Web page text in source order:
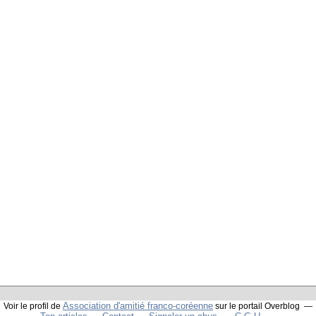
Voir le profil de Association d'amitié franco-coréenne sur le portail Overblog